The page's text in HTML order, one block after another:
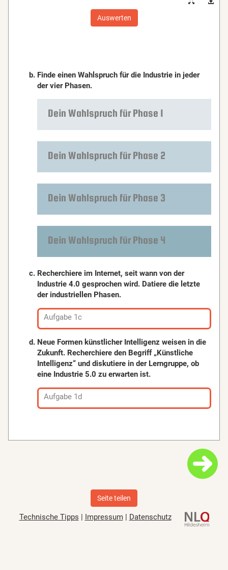
Auswerten
Finde einen Wahlspruch für die Industrie in jeder
der vier Phasen.
Dein Wahlspruch für Phase 1
Dein Wahlspruch für Phase 2
Dein Wahlspruch für Phase 3
Dein Wahlspruch für Phase 4
Recherchiere im Internet, seit wann von der
Industrie 4.0 gesprochen wird. Datiere die letzte
der industriellen Phasen.
Aufgabe 1c
Neue Formen künstlicher Intelligenz weisen in die
Zukunft. Recherchiere den Begriff „Künstliche
Intelligenz“ und diskutiere in der Lerngruppe, ob
eine Industrie 5.0 zu erwarten ist.
Aufgabe 1d
Seite teilen
Technische Tipps | Impressum| Datenschutz